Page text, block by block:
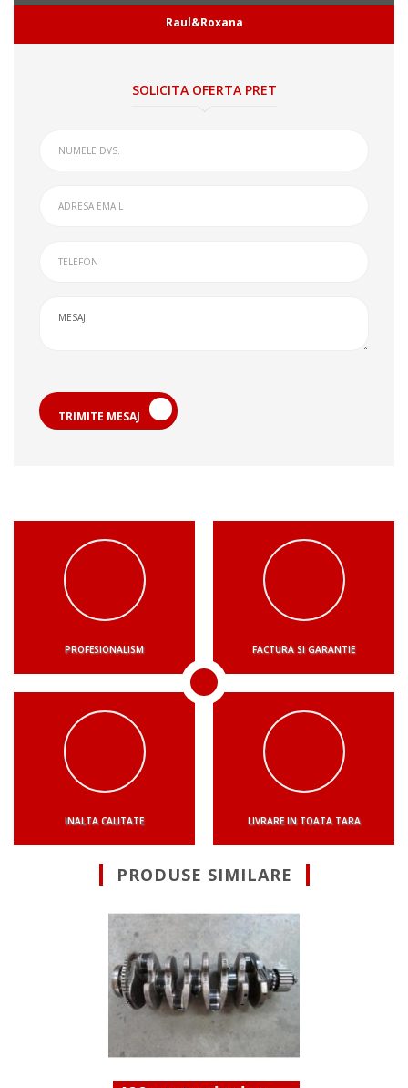
Raul&Roxana
SOLICITA OFERTA PRET
TRIMITE MESAJ
PROFESIONALISM FACTURA SI GARANTIE
INALTA CALITATE LIVRARE IN TOATA TARA
PRODUSE SIMILARE
Suna pentru Oferta!
vibrochen seat toledo
alh